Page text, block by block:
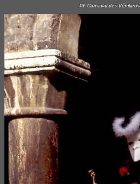
06 Carnaval des Vénitiens